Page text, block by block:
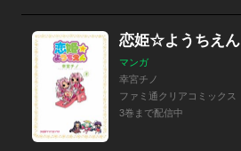
恋姫☆ようちえん
マンガ
幸宮チノ
ファミ通クリアコミックス
3巻まで配信中